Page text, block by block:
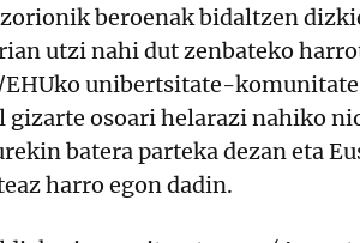
zorionik beroenak bidaltzen
utzi nahi dut zenbateko
EHUko unibertsitate-komunitate
gizarte osoari helarazi nahiko
batera parteka dezan eta
harro egon dadin.